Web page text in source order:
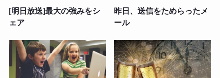
[明日放送]最大の強みをシ
ェア
昨日、送信をためらったメ
ール